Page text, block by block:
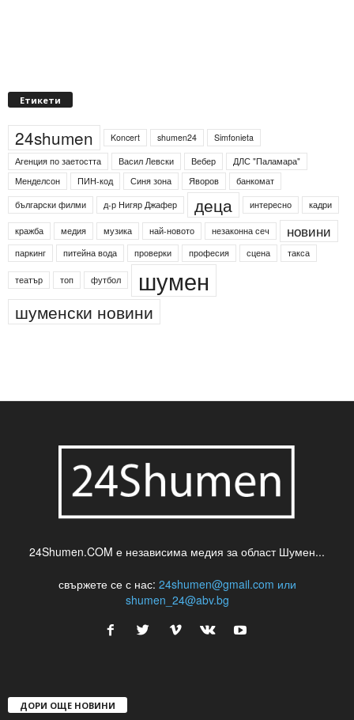
Етикети
24shumen Koncert shumen24
Simfonieta
Агенция по заетостта
Васил Левски Вебер
ДЛС "Паламара"
Менделсон
ПИН-код Синя зона Яворов
банкомат
български филми
д-р Нигяр Джафер деца интересно кадри
кражба медия музика най-новото незаконна сеч новини
паркинг питейна вода проверки професия сцена такса
театър топ футбол шумен
шуменски новини
24Shumen.COM е независима медия за област Шумен...
свържете се с нас: 24shumen@gmail.com или
shumen_24@abv.bg
ДОРИ ОЩЕ НОВИНИ